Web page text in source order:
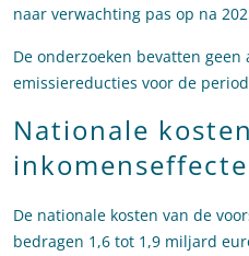
naar verwachting pas op na
De onderzoeken bevatten
emissiereducties voor de
Nationale
De nationale kosten van de
bedragen 1,6 tot 1,9 miljard